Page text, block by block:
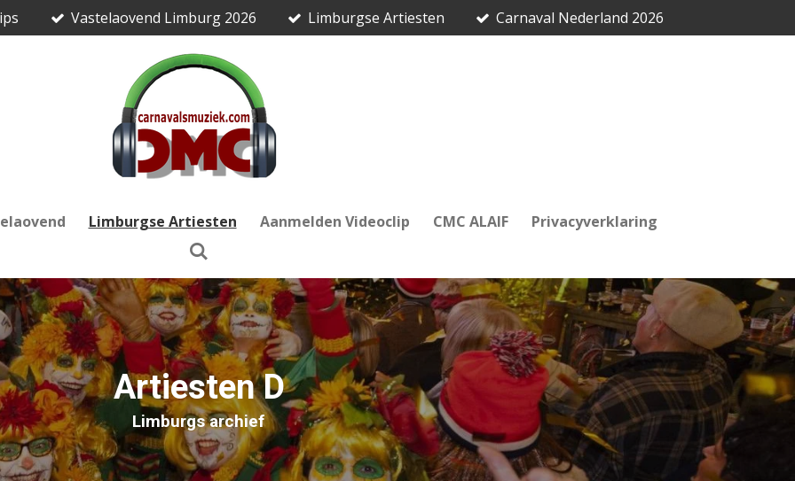
Vastelaovend Limburg 2026 Limburgse Artiesten Carnaval Nederland 2026
Limburgse Artiesten Aanmelden Videoclip CMC ALAIF Privacyverklaring
Artiesten D
Limburgs archief